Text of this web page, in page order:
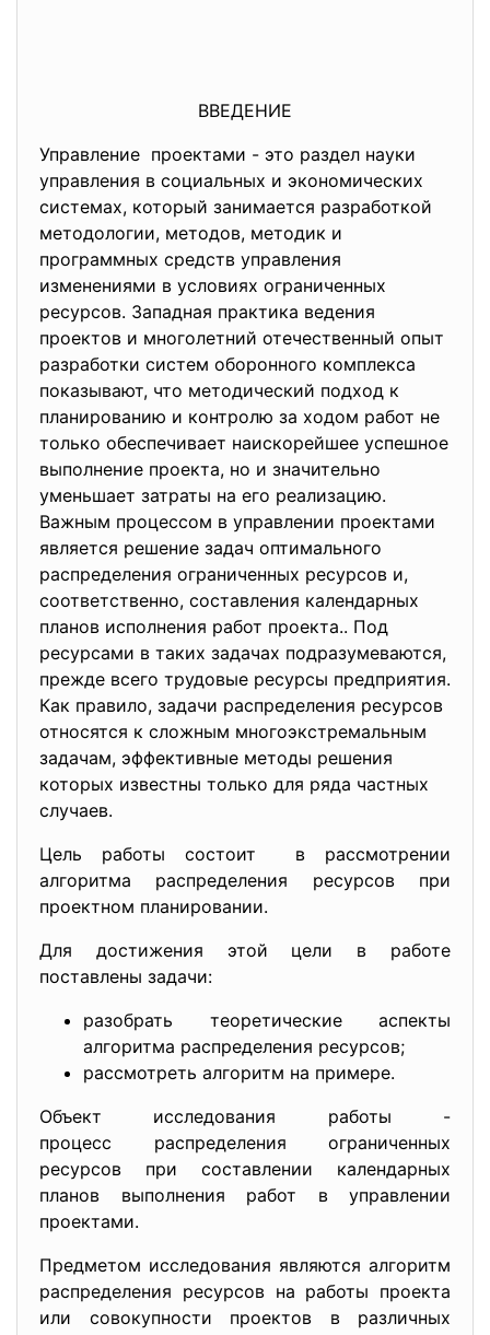
ВВЕДЕНИЕ
Управление проектами - это раздел науки
управления в социальных и экономических
системах, который занимается разработкой
методологии, методов, методик и
программных средств управления
изменениями в условиях ограниченных
ресурсов. Западная практика ведения
проектов и многолетний отечественный опыт
разработки систем оборонного комплекса
показывают, что методический подход к
планированию и контролю за ходом работ не
только обеспечивает наискорейшее успешное
выполнение проекта, но и значительно
уменьшает затраты на его реализацию.
Важным процессом в управлении проектами
является решение задач оптимального
распределения ограниченных ресурсов и,
соответственно, составления календарных
планов исполнения работ проекта.. Под
ресурсами в таких задачах подразумеваются,
прежде всего трудовые ресурсы предприятия.
Как правило, задачи распределения ресурсов
относятся к сложным многоэкстремальным
задачам, эффективные методы решения
которых известны только для ряда частных
случаев.
Цель работы состоит в рассмотрении
алгоритма распределения ресурсов при
проектном планировании.
Для достижения этой цели в работе
поставлены задачи:
разобрать теоретические аспекты
алгоритма распределения ресурсов;
рассмотреть алгоритм на примере.
Объект исследования работы -
процесс распределения ограниченных
ресурсов при составлении календарных
планов выполнения работ в управлении
проектами.
Предметом исследования являются алгоритм
распределения ресурсов на работы проекта
или совокупности проектов в различных